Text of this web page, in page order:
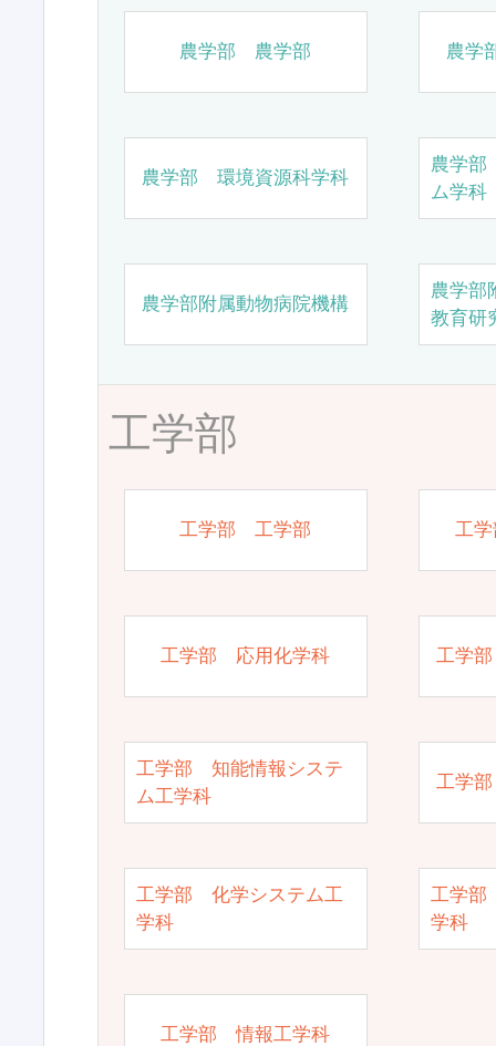
農学部 農学部 農学
農学部 環境資源科学科
農学
ム学科
農学部附属動物病院機構
農学部
教育研
工学部
工学部 工学部 工
工学部 応用化学科 工学
工学部 知能情報システ
ム工学科
工学
工学部 化学システム工
学科
工学部
学科
工学部 情報工学科